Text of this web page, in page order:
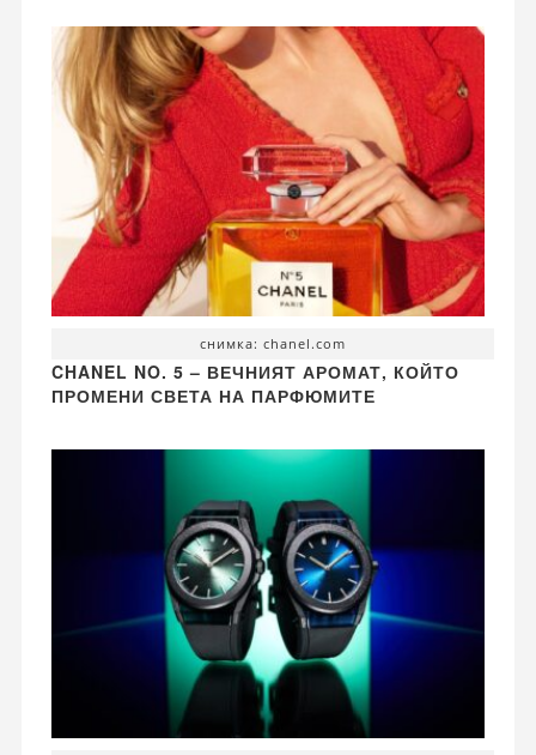
снимка: chanel.com
CHANEL NO. 5 – ВЕЧНИЯТ АРОМАТ, КОЙТО
ПРОМЕНИ СВЕТА НА ПАРФЮМИТЕ